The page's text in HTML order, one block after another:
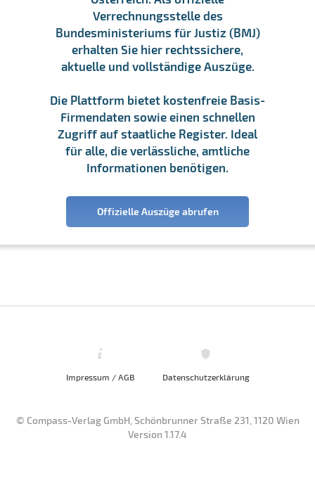
Verrechnungsstelle des
Bundesministeriums für Justiz (BMJ)
erhalten Sie hier rechtssichere,
aktuelle und vollständige Auszüge.
Die Plattform bietet kostenfreie Basis-
Firmendaten sowie einen schnellen
Zugriff auf staatliche Register. Ideal
für alle, die verlässliche, amtliche
Informationen benötigen.
Offizielle Auszüge abrufen
Impressum / AGB Datenschutzerklärung
© Compass-Verlag GmbH, Schönbrunner Straße 231, 1120 Wien
Version 1.17.4